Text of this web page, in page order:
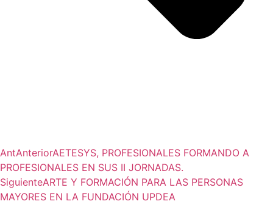
AntAnteriorAETESYS, PROFESIONALES FORMANDO A
PROFESIONALES EN SUS II JORNADAS.
SiguienteARTE Y FORMACIÓN PARA LAS PERSONAS
MAYORES EN LA FUNDACIÓN UPDEA